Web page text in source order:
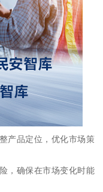
产品定位，优化市场策
，确保在市场变化时能